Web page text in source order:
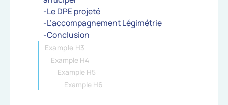
-Le DPE projeté
-L’accompagnement Légimétrie
-Conclusion
Example H3
Example H4
Example H5
Example H6